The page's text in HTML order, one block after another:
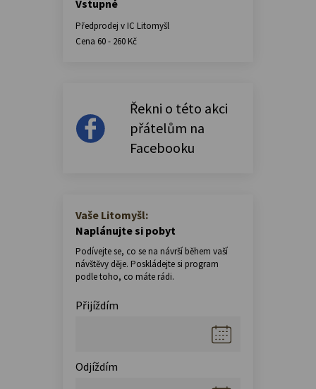
Vstupné
Předprodej v IC Litomyšl
Cena 60 - 260 Kč
Řekni o této akci
přátelům na
Facebooku
Vaše Litomyšl:
Naplánujte si pobyt
Podívejte se, co se na návrší během vaší
návštěvy děje. Poskládejte si program
podle toho, co máte rádi.
Přijíždím
Odjíždím